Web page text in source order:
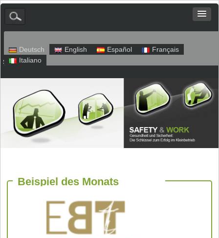
Deutsch English Español
Français
Italiano
Sitemap Impressum
Beispiel des Monats